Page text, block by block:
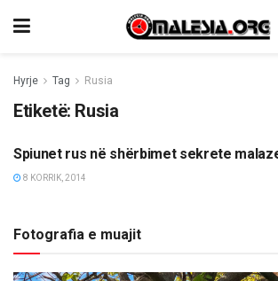
Hyrje Tag Rusia
Etiketë: Rusia
ETNIKE/RAJONI/BOTA
Spiunet rus në shërbimet sekrete
8 KORRIK, 2014
Fotografia e muajit